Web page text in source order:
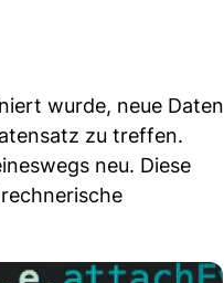
wurde, neue Daten
zu treffen.
neu. Diese